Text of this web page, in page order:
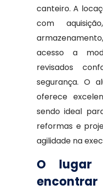
canteiro. A
com
acesso a
revisados
segurança. O
oferece
sendo ideal
reformas e
agilidade na
O lugar